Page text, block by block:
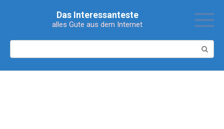
Das Interessanteste
alles Gute aus dem Internet